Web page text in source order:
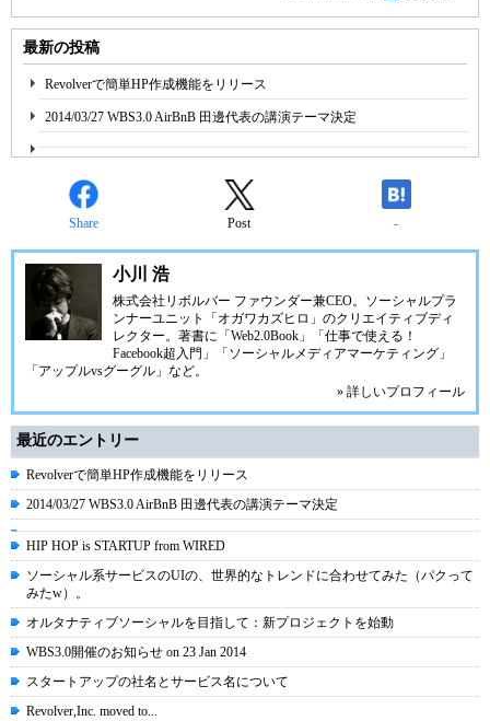
最新の投稿
Revolverで簡単HP作成機能をリリース
2014/03/27 WBS3.0 AirBnB 田邊代表の講演テーマ決定
Share Post -
小川 浩
株式会社リボルバー ファウンダー兼CEO。ソーシャルプラ
ンナーユニット「オガワカズヒロ」のクリエイティブディ
レクター。著書に「Web2.0Book」「仕事で使える！
Facebook超入門」「ソーシャルメディアマーケティング」
「アップルvsグーグル」など。
» 詳しいプロフィール
最近のエントリー
Revolverで簡単HP作成機能をリリース
2014/03/27 WBS3.0 AirBnB 田邊代表の講演テーマ決定
HIP HOP is STARTUP from WIRED
ソーシャル系サービスのUIの、世界的なトレンドに合わせてみた（パクって
みたw）。
オルタナティブソーシャルを目指して：新プロジェクトを始動
WBS3.0開催のお知らせ on 23 Jan 2014
スタートアップの社名とサービス名について
Revolver,Inc. moved to...